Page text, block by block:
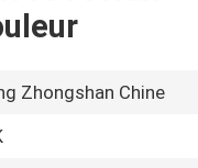
Zhongshan Chine